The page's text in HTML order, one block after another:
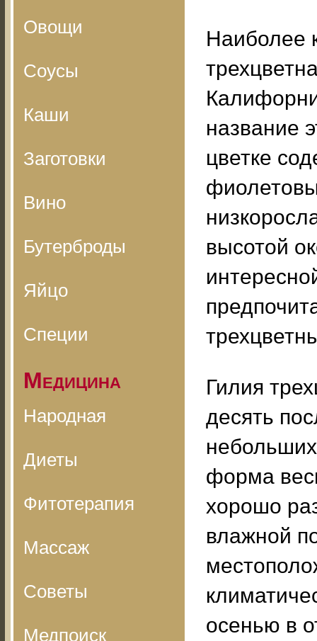
Овощи
Соусы
Каши
Заготовки
Вино
Бутерброды
Яйцо
Специи
Медицина
Народная
Диеты
Фитотерапия
Массаж
Советы
Медпоиск
Наиболее
название
цветке
высотой
Гилия
десять
форма
хорошо
влажной
осенью в